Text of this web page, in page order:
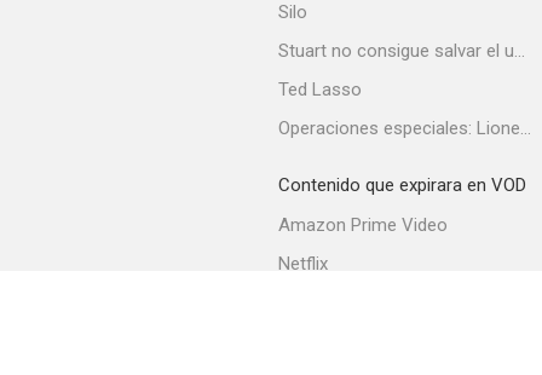
Silo
Stuart no consigue salvar el universo
Ted Lasso
Operaciones especiales: Lioness
Contenido que expirara en VOD
Amazon Prime Video
Netflix